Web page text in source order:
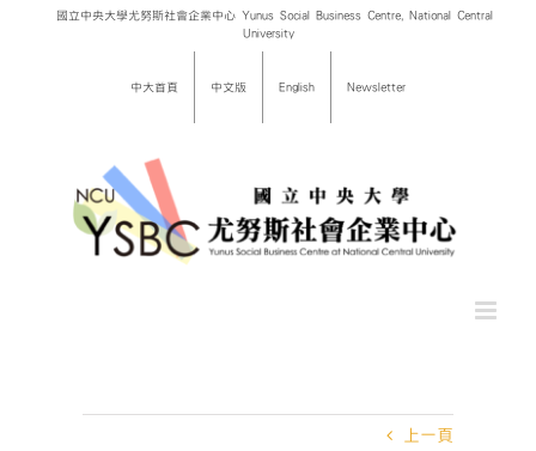
國立中央大學尤努斯社會企業中心 Yunus Social Business Centre, National Central
University
中大首頁 中文版 English Newsletter
上一頁